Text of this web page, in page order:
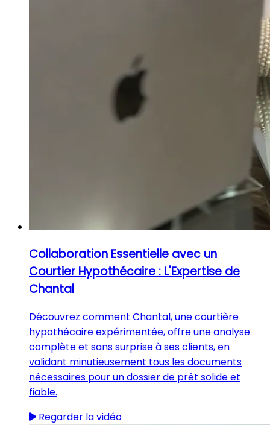
Collaboration Essentielle avec un
Courtier Hypothécaire : L'Expertise de
Chantal
Découvrez comment Chantal, une courtière
hypothécaire expérimentée, offre une analyse
complète et sans surprise à ses clients, en
validant minutieusement tous les documents
nécessaires pour un dossier de prêt solide et
fiable.
Regarder la vidéo